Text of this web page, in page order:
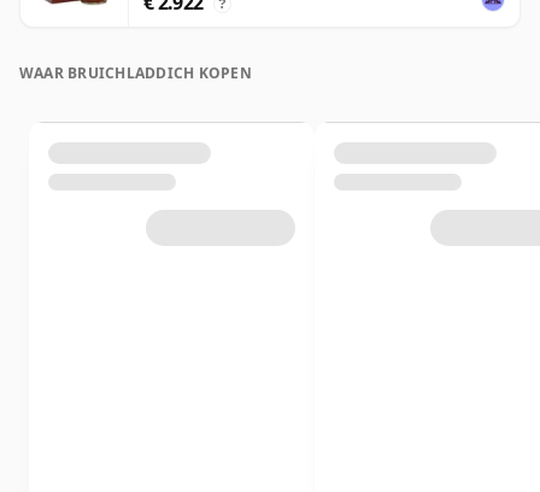
?
WAAR BRUICHLADDICH KOPEN